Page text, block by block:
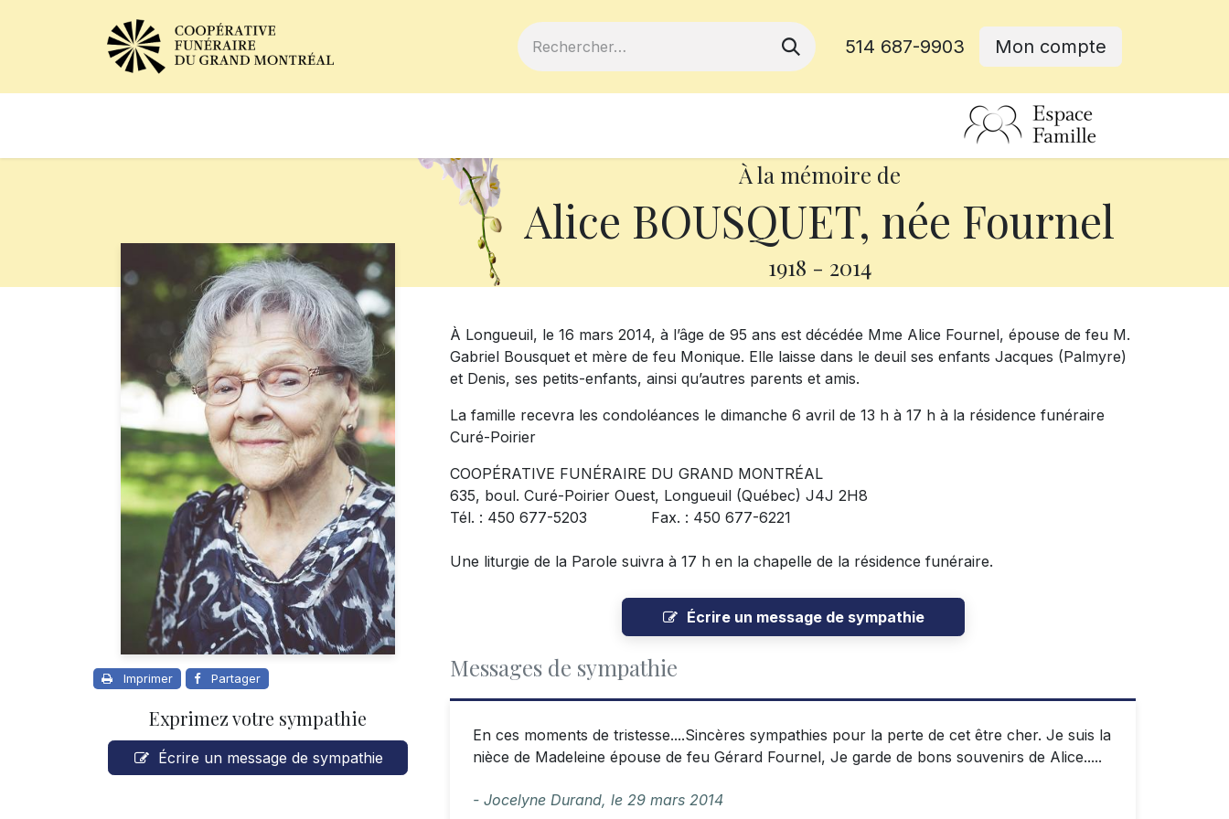
514 687-9903 Mon compte
À la mémoire de
Alice BOUSQUET, née Fournel
1918 - 2014
Imprimer Partager
Exprimez votre sympathie
Écrire un message de sympathie
À Longueuil, le 16 mars 2014, à l’âge de 95 ans est décédée Mme Alice Fournel, épouse de feu M.
Gabriel Bousquet et mère de feu Monique. Elle laisse dans le deuil ses enfants Jacques (Palmyre)
et Denis, ses petits-enfants, ainsi qu’autres parents et amis.
La famille recevra les condoléances le dimanche 6 avril de 13 h à 17 h à la résidence funéraire
Curé-Poirier
COOPÉRATIVE FUNÉRAIRE DU GRAND MONTRÉAL
635, boul. Curé-Poirier Ouest, Longueuil (Québec) J4J 2H8
Tél. : 450 677-5203 Fax. : 450 677-6221
Une liturgie de la Parole suivra à 17 h en la chapelle de la résidence funéraire.
Écrire un message de sympathie
Messages de sympathie
En ces moments de tristesse....Sincères sympathies pour la perte de cet être cher. Je suis la
nièce de Madeleine épouse de feu Gérard Fournel, Je garde de bons souvenirs de Alice.....
- Jocelyne Durand, le 29 mars 2014